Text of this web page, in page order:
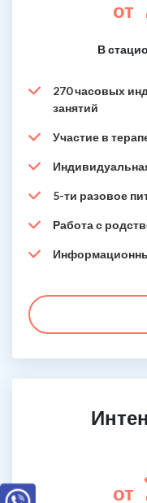
от
В
270 часовых
занятий
Участие в
5-ти разовое
Работа с
от